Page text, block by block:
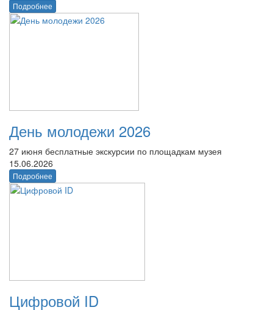
Подробнее
День молодежи 2026
27 июня бесплатные экскурсии по площадкам музея
15.06.2026
Подробнее
Цифровой ID